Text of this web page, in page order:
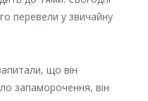
перевели у звичайну
що він
запаморочення, він